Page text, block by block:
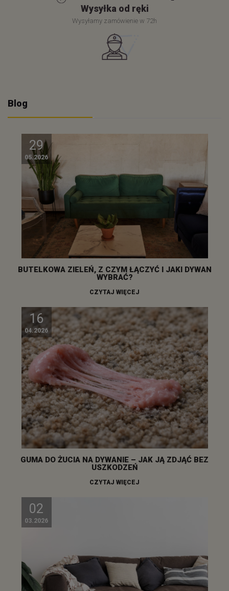
Wysyłka od ręki
Wysyłamy zamówienie w 72h
Blog
29
05.2026
BUTELKOWA ZIELEŃ, Z CZYM ŁĄCZYĆ I JAKI DYWAN
WYBRAĆ?
CZYTAJ WIĘCEJ
16
04.2026
GUMA DO ŻUCIA NA DYWANIE – JAK JĄ ZDJĄĆ BEZ
USZKODZEŃ
CZYTAJ WIĘCEJ
02
03.2026